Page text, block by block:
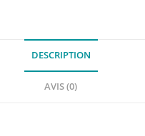
DESCRIPTION
AVIS (0)